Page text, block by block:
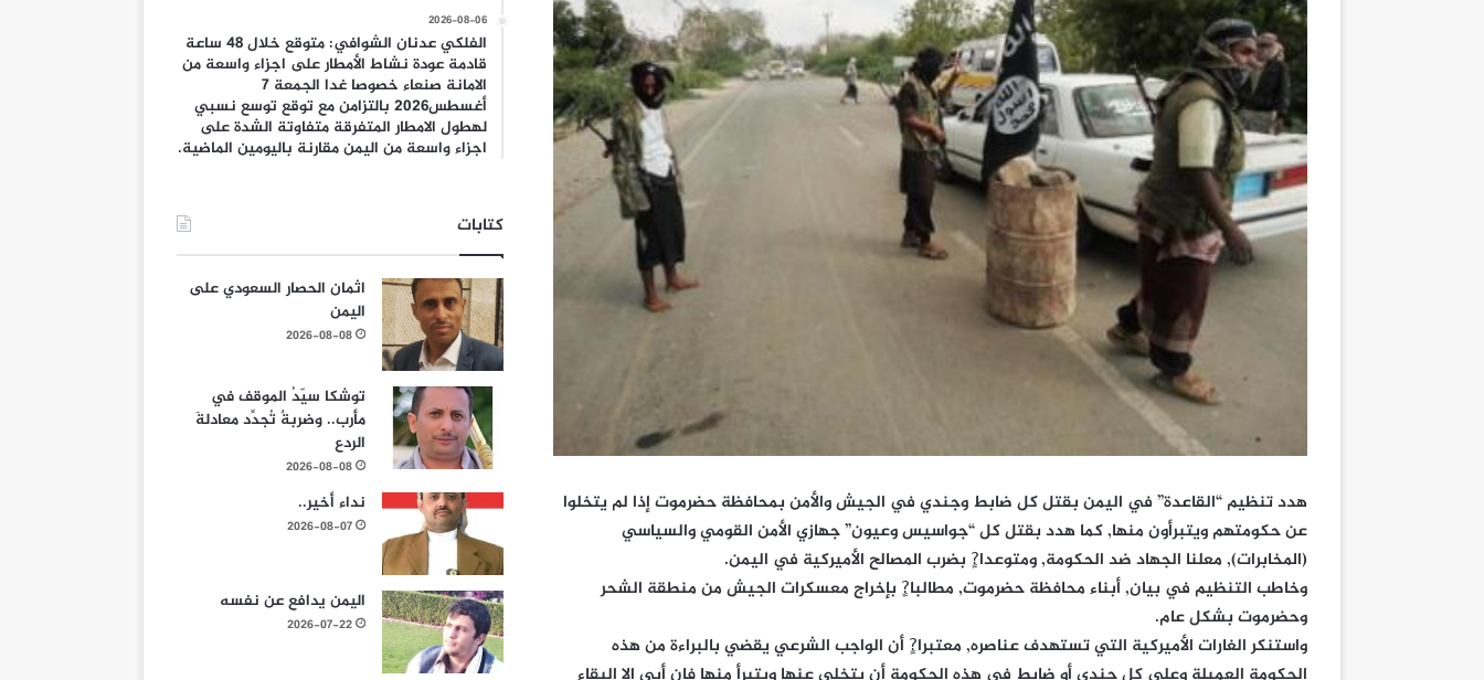
هدد تنظيم “القاعدة” في اليمن بقتل كل ضابط وجندي في الجيش والأمن بمحافظة حضرموت إذا لم يتخلوا
عن حكومتهم ويتبرأون منها, كما هدد بقتل كل “جواسيس وعيون” جهازي الأمن القومي والسياسي
(المخابرات), معلنا الجهاد ضد الحكومة, ومتوعدا?ٍ بضرب المصالح الأميركية في اليمن.
وخاطب التنظيم في بيان, أبناء محافظة حضرموت, مطالبا?ٍ بإخراج معسكرات الجيش من منطقة الشحر
وحضرموت بشكل عام.
واستنكر الغارات الأميركية التي تستهدف عناصره, معتبرا?ٍ أن الواجب الشرعي يقضي بالبراءة من هذه
2026-08-06
الفلكي عدنان الشوافي: متوقع خلال 48 ساعة
قادمة عودة نشاط الأمطار على اجزاء واسعة من
الامانة صنعاء خصوصا غدا الجمعة 7
أغسطس2026 بالتزامن مع توقع توسع نسبي
لهطول الامطار المتفرقة متفاوتة الشدة على
اجزاء واسعة من اليمن مقارنة باليومين الماضية.
كتابات
اثمان الحصار السعودي على
اليمن
2026-08-08
توشكا سيّدُ الموقف في
مأرب.. وضربةٌ تُجدِّد معادلةَ
الردع
2026-08-08
نداء أخير..
2026-08-07
اليمن يدافع عن نفسه
2026-07-22